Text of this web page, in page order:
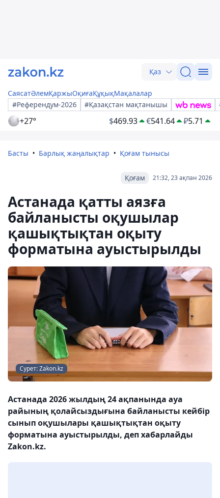
Қаз
СаясатӘлемҚаржыОқиғаҚұқықМақалалар
#Референдум-2026
#Қазақстан мақтанышы
+27° $469.93 €541.64 ₽5.71
Басты Барлық жаңалықтар Қоғам тынысы
21:32, 23 ақпан 2026
Қоғам
Астанада қатты аязға
байланысты оқушылар
қашықтықтан оқыту
форматына ауыстырылды
Сурет: Zakon.kz
Астанада 2026 жылдың 24 ақпанында ауа
райының қолайсыздығына байланысты кейбір
сынып оқушылары қашықтықтан оқыту
форматына ауыстырылды, деп хабарлайды
Zakon.kz.